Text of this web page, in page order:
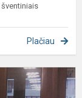
Plačiau